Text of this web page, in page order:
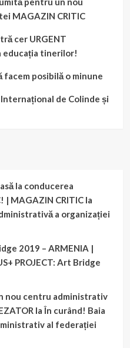
MAGAZIN CRITIC
cer URGENT
educația tinerilor!
facem posibilă o minune
de Colinde și
la conducerea
| MAGAZIN CRITICla
a organizației
2019 – ARMENIA |
PROJECT: Art Bridge
nou centru administrativ
laÎn curând! Baia
al federației